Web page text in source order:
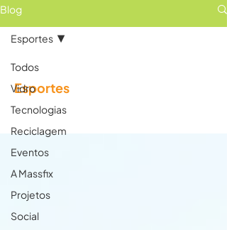
Blog
Todos
Vidro
Tecnologias
Reciclagem
Eventos
A Massfix
Projetos
Social
Esportes
Esportes